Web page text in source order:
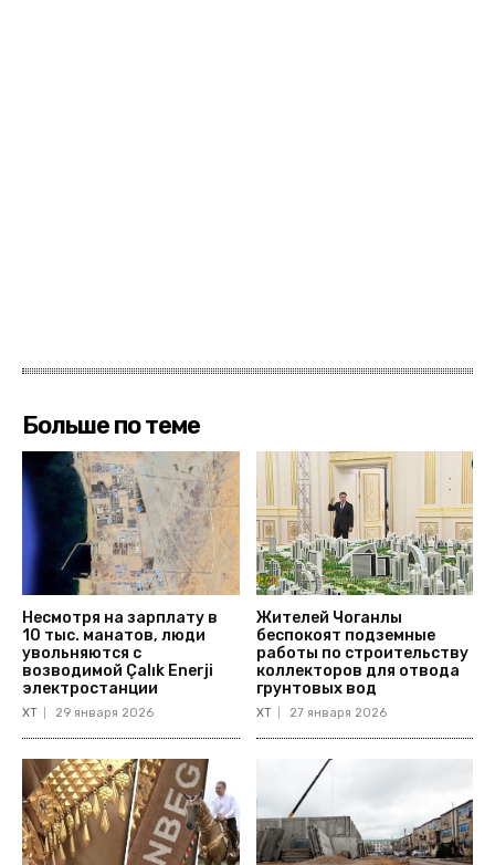
Больше по теме
Несмотря на зарплату в
10 тыс. манатов, люди
увольняются с
возводимой Çalık Enerji
электростанции
ХТ 29 января 2026
Жителей Чоганлы
беспокоят подземные
работы по строительству
коллекторов для отвода
грунтовых вод
ХТ 27 января 2026